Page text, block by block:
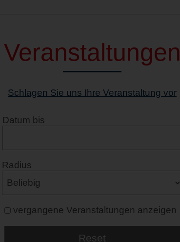
Veranstaltungen
Schlagen Sie uns Ihre Veranstaltung vor
Datum bis
Radius
vergangene Veranstaltungen anzeigen